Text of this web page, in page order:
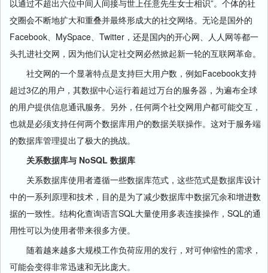
以通过不超出六位中间人间接与世上任意先生女士相识”。个体的社
交圈会不断地扩大和重叠并最终形成大的社交网络。无论是国外的
Facebook、MySpace、Twitter，还是国内的开心网、人人网等都一
头扎进社交网，因为他们认定社交网必然掀起新一轮的互联网革命。
社交网的一个显著特点是支持巨大用户数，例如Facebook支持
超过3亿的用户，其数据中心运行着超过万台的服务器，为遍布全球
的用户提供信息通讯服务。另外，任何两个社交网用户都可能交互，
也就是必须支持任何两个数据库用户的数据关联操作。这对于服务端
的数据库管理提出了极大的挑战。
关系数据库与 NoSQL 数据库
关系数据库使用者遵循一些数据库范式，这些范式是数据库设计
中的一系列原理和技术，目的是为了减少数据库中数据冗余和增进数
据的一致性。结构化查询语言SQL大量使用多表连接操作，SQL的通
用性可以为使用者带来很多方便。
随着越来越多大规模工作负荷应用的发行，对可伸缩性的需求，
可能会变得非常迅速和无比庞大。